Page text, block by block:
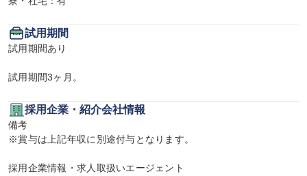
試用期間
試用期間あり
試用期間3ヶ月。
採用企業・紹介会社情報
備考
※賞与は上記年収に別途付与となります。
採用企業情報・求人取扱いエージェント